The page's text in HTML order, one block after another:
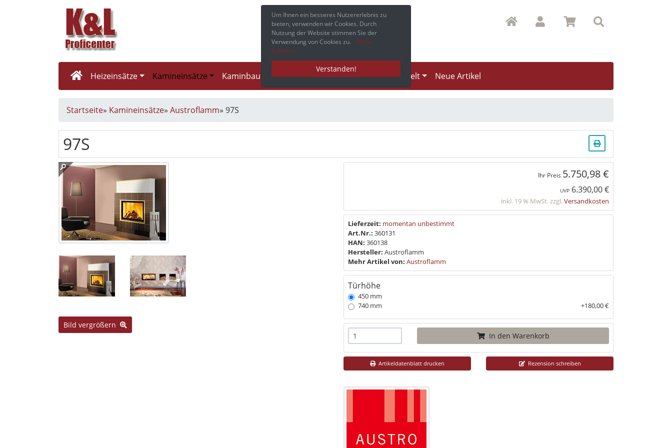
Heizeinsätze Kamineinsätze Kaminbausätze Rauchrohre CB-tec Produktwelt Neue Artikel
Startseite» Kamineinsätze» Austroflamm» 97S
97S
Bild vergrößern
Ihr Preis 5.750,98 €
UVP 6.390,00 €
inkl. 19 % MwSt. zzgl.Versandkosten
Lieferzeit: momentan unbestimmt
Art.Nr.: 360131
HAN: 360138
Hersteller: Austroflamm
Mehr Artikel von: Austroflamm
Türhöhe
450 mm
740 mm
+180,00 €
In den Warenkorb
Artikeldatenblatt drucken Rezension schreiben
Um Ihnen ein besseres Nutzererlebnis zu
bieten, verwenden wir Cookies. Durch
Nutzung der Website stimmen Sie der
Verwendung von Cookies zu.
Mehr
Erfahren
Verstanden!